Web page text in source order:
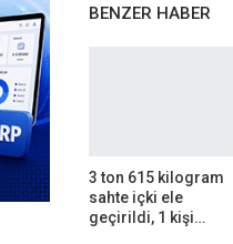
BENZER HABER
3 ton 615 kilogram
sahte içki ele
geçirildi, 1 kişi…